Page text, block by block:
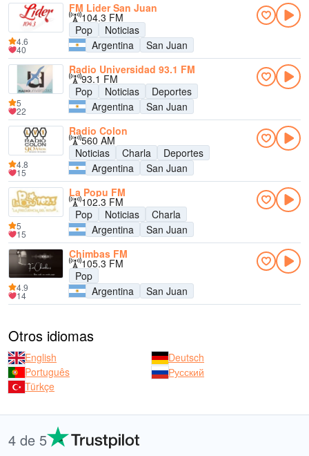
FM Lider San Juan
104.3 FM
Pop
Noticias
Argentina
San Juan
4.6
40
Radio Universidad 93.1 FM
93.1 FM
Pop
Noticias
Deportes
Argentina
San Juan
5
22
Radio Colon
560 AM
Noticias
Charla
Deportes
Argentina
San Juan
4.8
15
La Popu FM
102.3 FM
Pop
Noticias
Charla
Argentina
San Juan
5
15
Chimbas FM
105.3 FM
Pop
Argentina
San Juan
4.9
14
Otros idiomas
English
Deutsch
Português
Русский
Türkçe
4 de 5